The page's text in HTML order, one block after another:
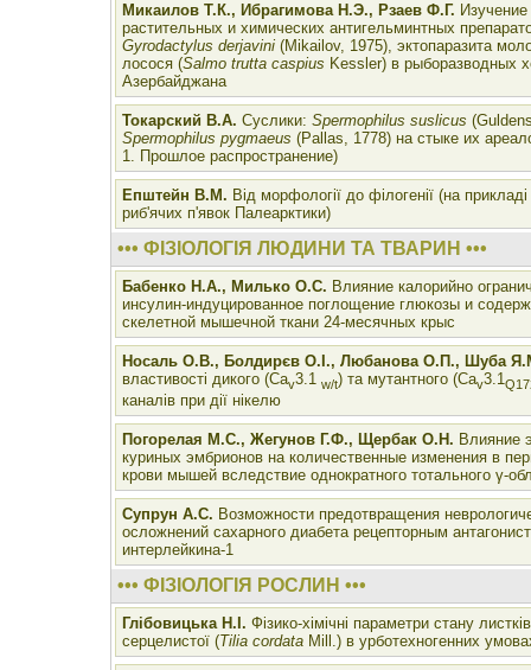
Микаилов Т.К., Ибрагимова Н.Э., Рзаев Ф.Г.
растительных и химических антигельминтных
Gyrodactylus derjavini (Mikailov, 1975), эктопаразита
лосося (Salmo trutta caspius Kessler) в рыборазводных
Азербайджана
Токарский В.А. Суслики: Spermophilus suslicus
Spermophilus pygmaeus (Pallas, 1778) на стыке их
1. Прошлое распространение)
Епштейн В.М. Від морфології до філогенії (на
риб'ячих п'явок Палеарктики)
••• ФІЗІОЛОГІЯ ЛЮДИНИ ТА ТВАРИН •••
Бабенко Н.А., Милько О.С. Влияние калорийно
инсулин-индуцированное поглощение глюкозы и
скелетной мышечной ткани 24-месячных крыс
Носаль О.В., Болдирєв О.І., Любанова О.П., Шуба
властивості дикого (Саv3.1 w/t) та мутантного (Cav3.1
каналів при дії нікелю
Погорелая М.С., Жегунов Г.Ф., Щербак О.Н. Влияние
куриных эмбрионов на количественные изменения в
крови мышей вследствие однократного тотального γ-
Супрун А.С. Возможности предотвращения
осложнений сахарного диабета рецепторным
интерлейкина-1
••• ФІЗІОЛОГІЯ РОСЛИН •••
Глібовицька Н.І. Фізико-хімічні параметри стану
серцелистої (Tilia cordata Mill.) в урботехногенних